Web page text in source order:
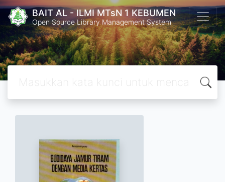
BAIT AL - ILMI MTsN 1 KEBUMEN
Open Source Library Management System